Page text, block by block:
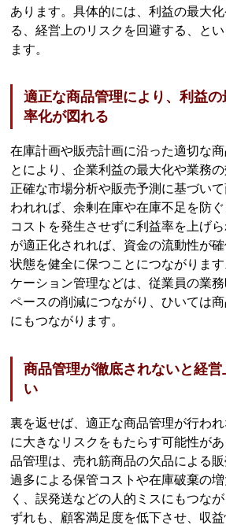
あります。具体的には、利益の最大
る、経営上のリスクを回避する、と
ます。
適正な商品管理により、利益
率化が図れる
在庫計画や販売計画に沿った適切な
とにより、企業利益の最大化や業務の
正確な市場分析や販売予測に基づい
われれば、余剰在庫や在庫不足を防
コストを発生させずに利益率を上げ
が適正化されれば、資金の流動性が
状態を健全に保つことにつながりま
ケーション管理などは、従業員の業
ペースの削減につながり、ひいては
にもつながります。
商品管理が徹底されないと経営
い
裏を返せば、適正な商品管理が行わ
に大きなリスクをもたらす可能性が
品管理は、売れ筋商品の欠品による
過多による保管コストや在庫破棄の
く、誤発送などの人的ミスにもつな
ずれも、顧客満足度を低下させ、収